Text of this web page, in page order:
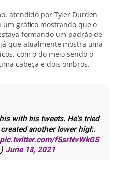
atendido por Tyler Durden
um gráfico mostrando que o
formando um padrão de
que atualmente mostra uma
com o do meio sendo o
cabeça e dois ombros.
with his tweets. He's tried
another lower high.
pic.twitter.com/fSsrNvWkGS
June 18, 2021